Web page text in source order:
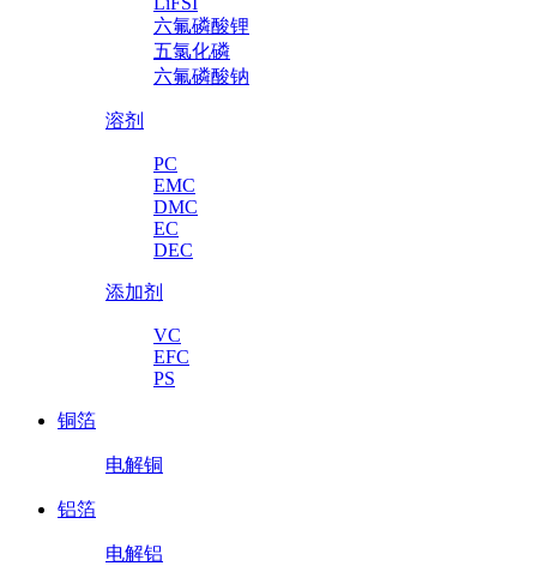
六氟磷酸锂
五氯化磷
六氟磷酸钠
溶剂
PC
EMC
DMC
EC
DEC
添加剂
VC
EFC
PS
铜箔
电解铜
铝箔
电解铝